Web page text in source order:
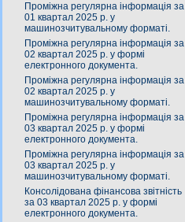
Проміжна регулярна інформація за
01 квартал 2025 р. у
машинозчитувальному форматі.
Проміжна регулярна інформація за
02 квартал 2025 р. у формі
електронного документа.
Проміжна регулярна інформація за
02 квартал 2025 р. у
машинозчитувальному форматі.
Проміжна регулярна інформація за
03 квартал 2025 р. у формі
електронного документа.
Проміжна регулярна інформація за
03 квартал 2025 р. у
машинозчитувальному форматі.
Консолідована фінансова звітність
за 03 квартал 2025 р. у формі
електронного документа.